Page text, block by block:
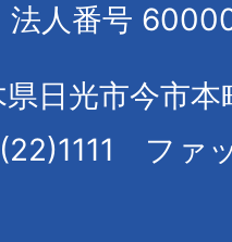
法人番号
日光市今市本
ファ